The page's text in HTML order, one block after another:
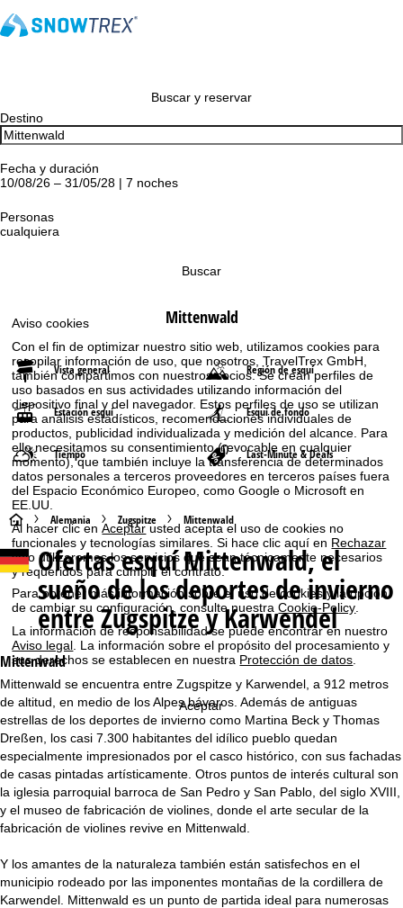
Aviso cookies
Con el fin de optimizar nuestro sitio web, utilizamos cookies para
recopilar información de uso, que nosotros, TravelTrex GmbH,
también compartimos con nuestros socios. Se crean perfiles de
uso basados en sus actividades utilizando información del
dispositivo final y del navegador. Estos perfiles de uso se utilizan
para análisis estadísticos, recomendaciones individuales de
productos, publicidad individualizada y medición del alcance. Para
ello necesitamos su consentimiento (revocable en cualquier
momento), que también incluye la transferencia de determinados
datos personales a terceros proveedores en terceros países fuera
del Espacio Económico Europeo, como Google o Microsoft en
EE.UU.
Al hacer clic enAceptarusted acepta el uso de cookies no
funcionales y tecnologías similares. Si hace clic aquí en Rechazar
solo utilizaremos los servicios que sean técnicamente necesarios
y requeridos para cumplir el contrato.
Para obtener más información sobre el uso de cookies y la opción
de cambiar su configuración, consulte nuestraCookie-Policy.
La información de responsabilidad se puede encontrar en nuestro
Aviso legal. La información sobre el propósito del procesamiento y
sus derechos se establecen en nuestra Protección de datos.
Aceptar
Buscar y reservar
Destino
Fecha y duración
10/08/26 – 31/05/28 | 7 noches
Personas
cualquiera
Buscar
Mittenwald
Vista general Región de esquí
Estación esquí Esquí de fondo
Tiempo Last-Minute & Deals
P
á
g
i
n
a
p
r
i
c
Alemania Zugspitze Mittenwald
Ofertas esquíMittenwald, el
sueño de los deportes de invierno
entre Zugspitze y Karwendel
Mittenwald
Mittenwald se encuentra entre Zugspitze y Karwendel, a 912 metros
de altitud, en medio de los Alpes bávaros. Además de antiguas
estrellas de los deportes de invierno como Martina Beck y Thomas
Dreßen, los casi 7.300 habitantes del idílico pueblo quedan
especialmente impresionados por el casco histórico, con sus fachadas
de casas pintadas artísticamente. Otros puntos de interés cultural son
la iglesia parroquial barroca de San Pedro y San Pablo, del siglo XVIII,
y el museo de fabricación de violines, donde el arte secular de la
fabricación de violines revive en Mittenwald.
Y los amantes de la naturaleza también están satisfechos en el
municipio rodeado por las imponentes montañas de la cordillera de
Karwendel. Mittenwald es un punto de partida ideal para numerosas